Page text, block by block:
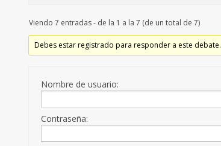
Viendo 7 entradas - de la 1 a la 7 (de un total de 7)
Debes estar registrado para responder a este debate.
Nombre de usuario:
Contraseña: